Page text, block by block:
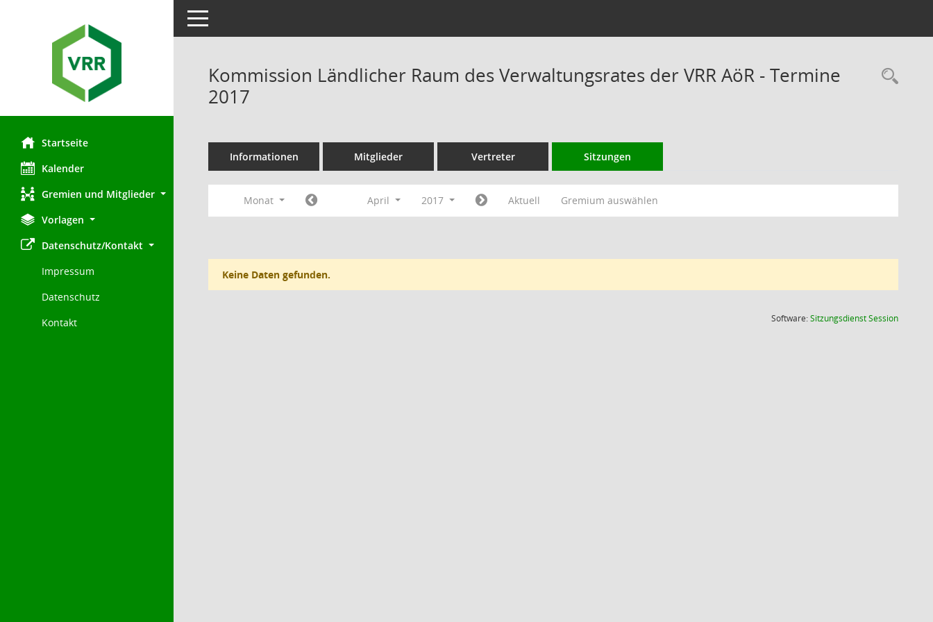
Startseite
Kalender
Gremien und Mitglieder
Vorlagen
Datenschutz/Kontakt
Impressum
Datenschutz
Kontakt
Toggle navigation
Kommission Ländlicher Raum des Verwaltungsrates der VRR AöR - Termine
2017
Informationen Mitglieder Vertreter Sitzungen
Monat April 2017 Aktuell Gremium auswählen
Keine Daten gefunden.
Software:SitzungsdienstSession(Wird in